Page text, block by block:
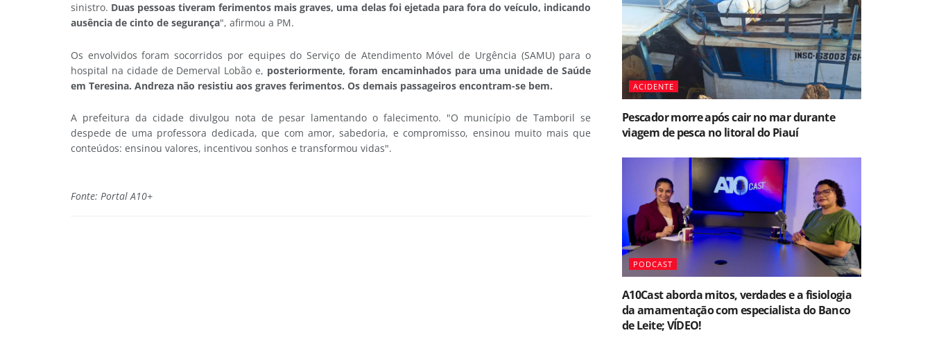
sinistro. Duas pessoas tiveram ferimentos mais graves, uma delas foi ejetada para fora do veículo, indicando
ausência de cinto de segurança", afirmou a PM.
Os envolvidos foram socorridos por equipes do Serviço de Atendimento Móvel de Urgência (SAMU) para o
hospital na cidade de Demerval Lobão e, posteriormente, foram encaminhados para uma unidade de Saúde
em Teresina. Andreza não resistiu aos graves ferimentos. Os demais passageiros encontram-se bem.
A prefeitura da cidade divulgou nota de pesar lamentando o falecimento. "O município de Tamboril se
despede de uma professora dedicada, que com amor, sabedoria, e compromisso, ensinou muito mais que
conteúdos: ensinou valores, incentivou sonhos e transformou vidas".
Fonte: Portal A10+
ACIDENTE
Pescador morre após cair no mar durante
viagem de pesca no litoral do Piauí
PODCAST
A10Cast aborda mitos, verdades e a fisiologia
da amamentação com especialista do Banco
de Leite; VÍDEO!